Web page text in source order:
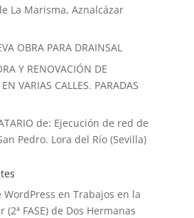
La Marisma, Aznalcázar
OBRA PARA DRAINSAL
Y RENOVACIÓN DE
VARIAS CALLES. PARADAS
de: Ejecución de red de
Pedro. Lora del Río (Sevilla)
en Trabajos en la
FASE) de Dos Hermanas